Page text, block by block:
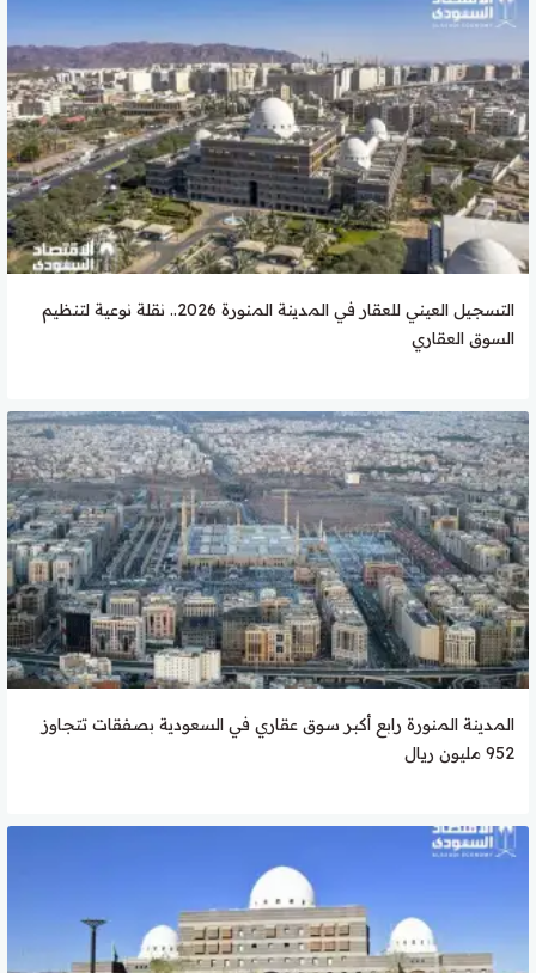
التسجيل العيني للعقار في المدينة المنورة 2026.. نقلة نوعية لتنظيم
السوق العقاري
المدينة المنورة رابع أكبر سوق عقاري في السعودية بصفقات تتجاوز
952 مليون ريال